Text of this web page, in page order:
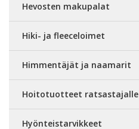
Hevosten makupalat
Hiki- ja fleeceloimet
Himmentäjät ja naamarit
Hoitotuotteet ratsastajalle
Hyönteistarvikkeet